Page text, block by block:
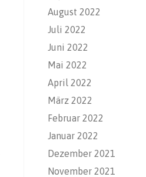
August 2022
Juli 2022
Juni 2022
Mai 2022
April 2022
März 2022
Februar 2022
Januar 2022
Dezember 2021
November 2021